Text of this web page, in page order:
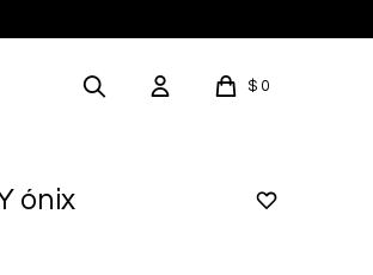
$ 0
ónix